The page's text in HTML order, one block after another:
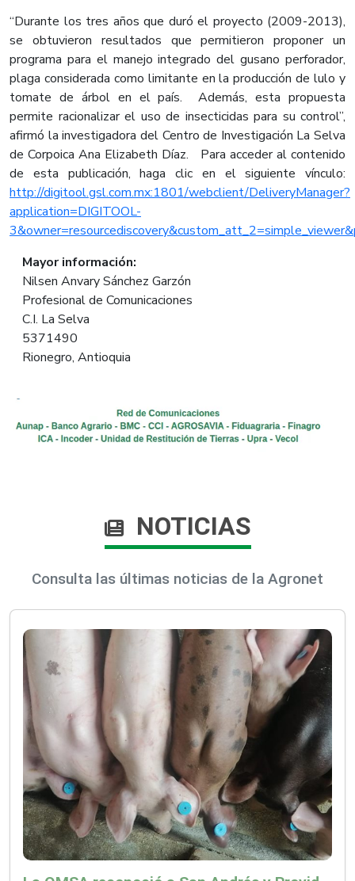
“Durante los tres años que duró el proyecto (2009-2013),
se obtuvieron resultados que permitieron proponer un
programa para el manejo integrado del gusano perforador,
plaga considerada como limitante en la producción de lulo y
tomate de árbol en el país. Además, esta propuesta
permite racionalizar el uso de insecticidas para su control”,
afirmó la investigadora del Centro de Investigación La Selva
de Corpoica Ana Elizabeth Díaz. Para acceder al contenido
de esta publicación, haga clic en el siguiente vínculo:
http://digitool.gsl.com.mx:1801/webclient/DeliveryManager?
application=DIGITOOL-
Mayorinformación:
Nilsen Anvary Sánchez Garzón
Profesional de Comunicaciones
C.I. La Selva
5371490
Rionegro, Antioquia
NOTICIAS
Consulta las últimas noticias de la Agronet